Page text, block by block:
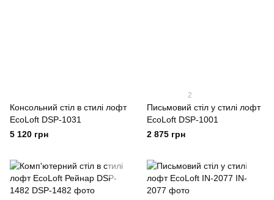
Консольний стіл в стилі лофт
EcoLoft DSP-1031
5 120 грн
2
Письмовий стіл у стилі лофт
EcoLoft DSP-1001
2 875 грн